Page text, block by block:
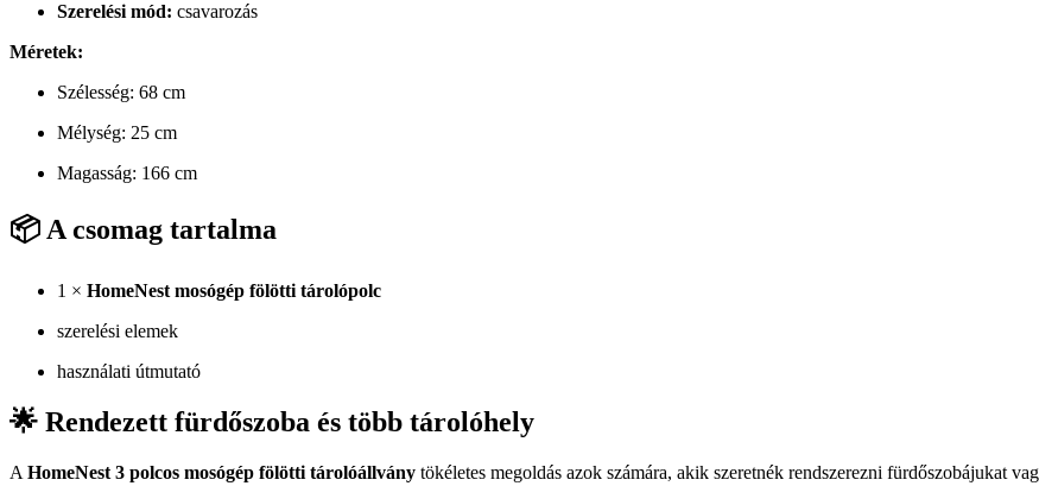
Szerelési mód: csavarozás
Méretek:
Szélesség: 68 cm
Mélység: 25 cm
Magasság: 166 cm
📦 A csomag tartalma
1 × HomeNest mosógép fölötti tárolópolc
szerelési elemek
használati útmutató
🌟 Rendezett fürdőszoba és több tárolóhely
A HomeNest 3 polcos mosógép fölötti tárolóállvány tökéletes megoldás azok számára, akik szeretnék rendszerezni fürdőszobájukat